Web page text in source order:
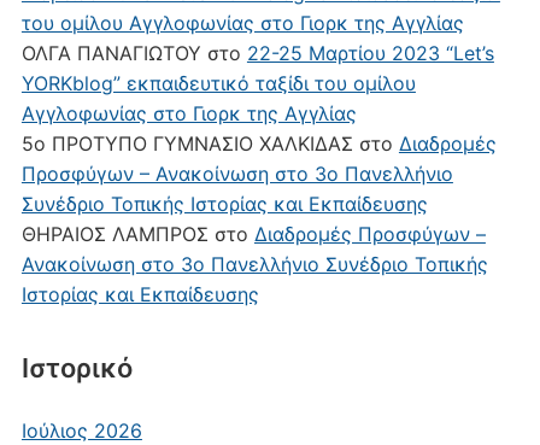
του ομίλου Αγγλοφωνίας στο Γιορκ της Αγγλίας
ΟΛΓΑ ΠΑΝΑΓΙΩΤΟΥ στο 22-25 Μαρτίου 2023 “Let’s
YORKblog” εκπαιδευτικό ταξίδι του ομίλου
Αγγλοφωνίας στο Γιορκ της Αγγλίας
5ο ΠΡΟΤΥΠΟ ΓΥΜΝΑΣΙΟ ΧΑΛΚΙΔΑΣ στο Διαδρομές
Προσφύγων – Ανακοίνωση στο 3ο Πανελλήνιο
Συνέδριο Τοπικής Ιστορίας και Εκπαίδευσης
ΘΗΡΑΙΟΣ ΛΑΜΠΡΟΣ στο Διαδρομές Προσφύγων –
Ανακοίνωση στο 3ο Πανελλήνιο Συνέδριο Τοπικής
Ιστορίας και Εκπαίδευσης
Ιστορικό
Ιούλιος 2026